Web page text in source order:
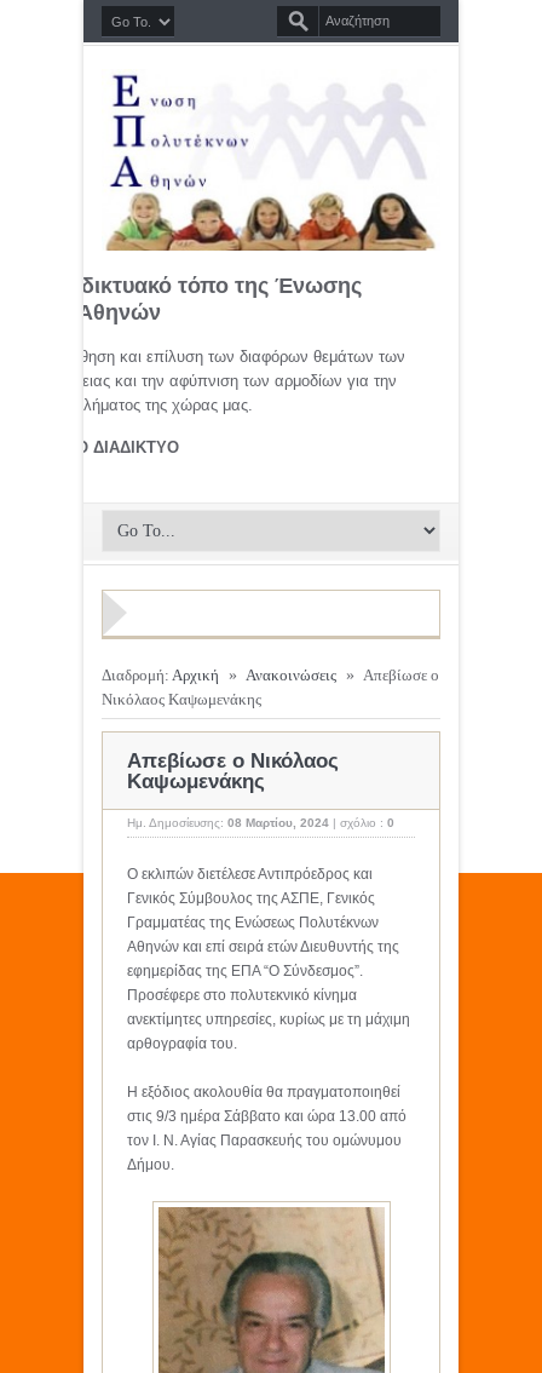
διαδικτυακό τόπο της Ένωσης
Αθηνών
προώθηση και επίλυση των διαφόρων θεμάτων των
οικογένειας και την αφύπνιση των αρμοδίων για την
προβλήματος της χώρας μας.
ΣΤΟ ΔΙΑΔΙΚΤΥΟ
Διαδρομή: Αρχική » Ανακοινώσεις » Απεβίωσε ο
Νικόλαος Καψωμενάκης
Απεβίωσε ο Νικόλαος
Καψωμενάκης
Ημ. Δημοσίευσης: 08 Μαρτίου, 2024 | σχόλιο : 0
Ο εκλιπών διετέλεσε Αντιπρόεδρος και
Γενικός Σύμβουλος της ΑΣΠΕ, Γενικός
Γραμματέας της Ενώσεως Πολυτέκνων
Αθηνών και επί σειρά ετών Διευθυντής της
εφημερίδας της ΕΠΑ “Ο Σύνδεσμος”.
Προσέφερε στο πολυτεκνικό κίνημα
ανεκτίμητες υπηρεσίες, κυρίως με τη μάχιμη
αρθογραφία του.
Η εξόδιος ακολουθία θα πραγματοποιηθεί
στις 9/3 ημέρα Σάββατο και ώρα 13.00 από
τον Ι. Ν. Αγίας Παρασκευής του ομώνυμου
Δήμου.